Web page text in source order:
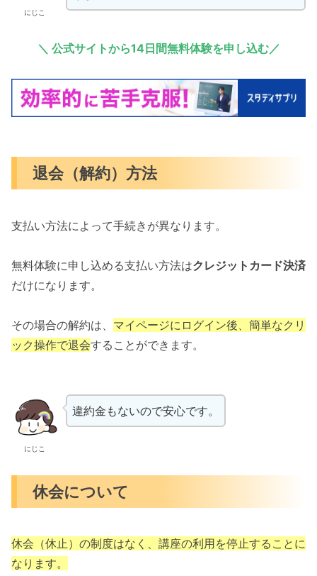
にじこ
＼ 公式サイトから14日間無料体験を申し込む／
退会（解約）方法
支払い方法によって手続きが異なります。
無料体験に申し込める支払い方法はクレジットカード決済
だけになります。
その場合の解約は、 マイページにログイン後、簡単なクリ
ック操作で退会することができます。
にじこ
違約金もないので安心です。
休会について
休会（休止）の制度はなく、講座の利用を停止することに
なります。